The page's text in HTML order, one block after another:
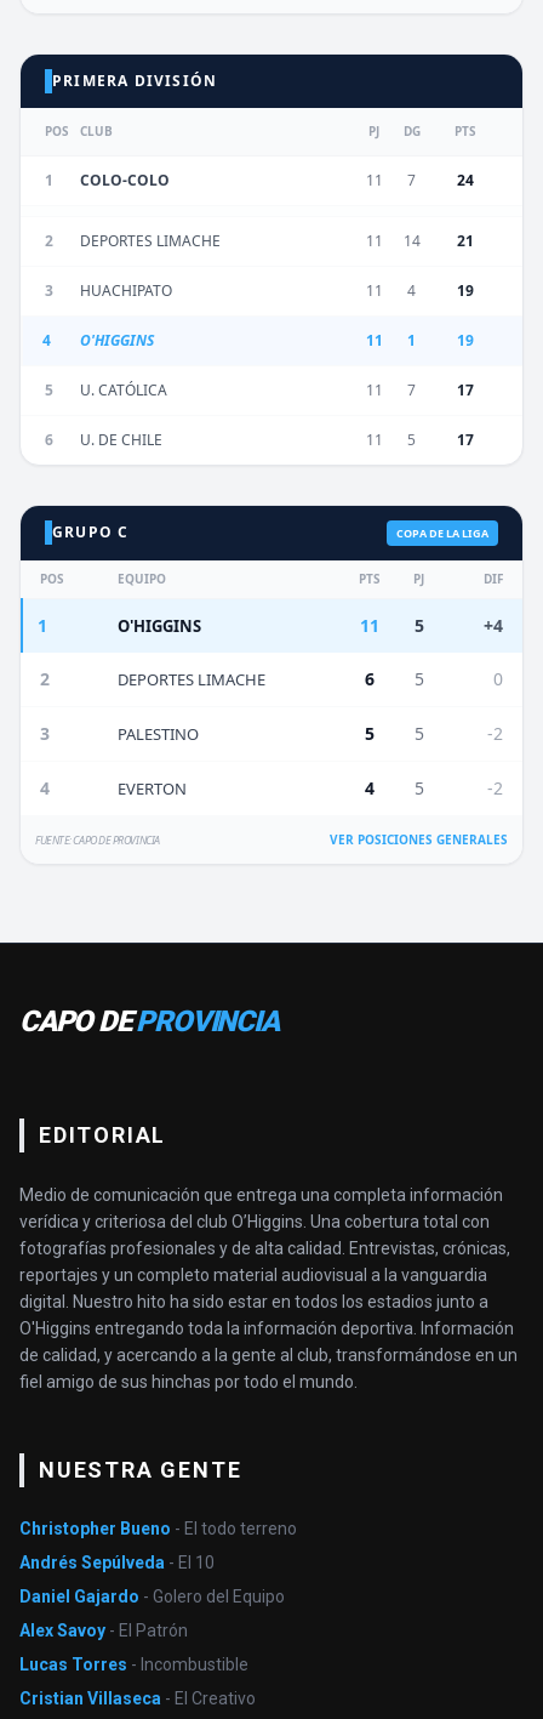
PRIMERA DIVISIÓN
POS CLUB PJ DG PTS
1 COLO-COLO 11 7 24
2 DEPORTES LIMACHE 11 14 21
3 HUACHIPATO 11 4 19
4 O'HIGGINS 11 1 19
5 U. CATÓLICA 11 7 17
6 U. DE CHILE 11 5 17
GRUPO C COPA DE LA LIGA
POS EQUIPO PTS PJ DIF
1 O'HIGGINS 11 5 +4
2 DEPORTES LIMACHE 6 5 0
3 PALESTINO 5 5 -2
4 EVERTON 4 5 -2
FUENTE: CAPO DE PROVINCIA VER POSICIONES GENERALES
CAPO DEPROVINCIA
EDITORIAL
Medio de comunicación que entrega una completa información
verídica y criteriosa del club O’Higgins. Una cobertura total con
fotografías profesionales y de alta calidad. Entrevistas, crónicas,
reportajes y un completo material audiovisual a la vanguardia
digital. Nuestro hito ha sido estar en todos los estadios junto a
O'Higgins entregando toda la información deportiva. Información
de calidad, y acercando a la gente al club, transformándose en un
fiel amigo de sus hinchas por todo el mundo.
NUESTRA GENTE
Christopher Bueno - El todo terreno
Andrés Sepúlveda - El 10
Daniel Gajardo - Golero del Equipo
Alex Savoy - El Patrón
Lucas Torres - Incombustible
Cristian Villaseca - El Creativo